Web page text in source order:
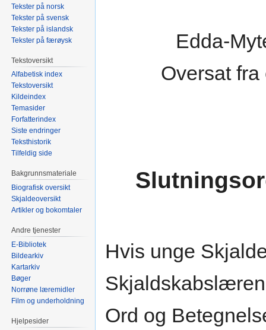
Edda-
Oversat
Hvis unge
Ord og
Tekster på norsk
Tekster på svensk
Tekster på islandsk
Tekster på færøysk
Tekstoversikt
Alfabetisk index
Tekstoversikt
Kildeindex
Temasider
Forfatterindex
Siste endringer
Teksthistorik
Tilfeldig side
Bakgrunnsmateriale
Biografisk oversikt
Skjaldeoversikt
Artikler og bokomtaler
Andre tjenester
E-Bibliotek
Bildearkiv
Kartarkiv
Bøger
Norrøne læremidler
Film og underholdning
Hjelpesider